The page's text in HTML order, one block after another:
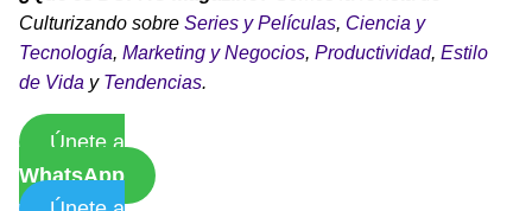
Culturizando sobre Series y Películas, Ciencia y
Tecnología, Marketing y Negocios, Productividad, Estilo
de Vida y Tendencias.
Únete a
WhatsApp